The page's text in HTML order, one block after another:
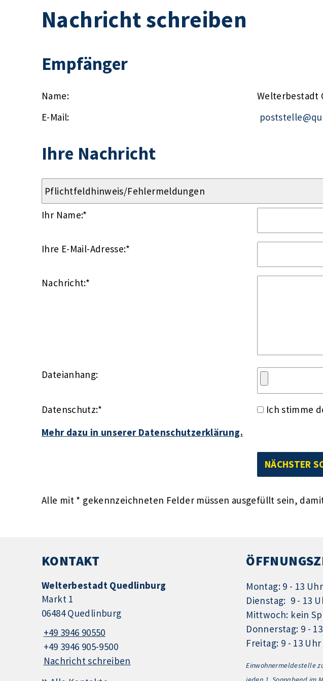
Nachricht schreiben
Empfänger
Name:
Welterbestadt
E-Mail:
Ihre Nachricht
Ihr Name:*
Ihre E-Mail-Adresse:*
Nachricht:*
Dateianhang:
Datenschutz:*
Ich stimme
Mehr dazu in unserer Datenschutzerklärung.
Alle mit * gekennzeichneten Felder müssen ausgefüllt sein,
KONTAKT
Welterbestadt Quedlinburg
Markt 1
06484 Quedlinburg
+49 3946 90550
+49 3946 905-9500
Nachricht schreiben
Montag: 9 - 13 Uhr
Dienstag: 9 - 13
Mittwoch: kein
Donnerstag: 9 -
Freitag: 9 - 13 Uhr
Einwohnermeldestelle